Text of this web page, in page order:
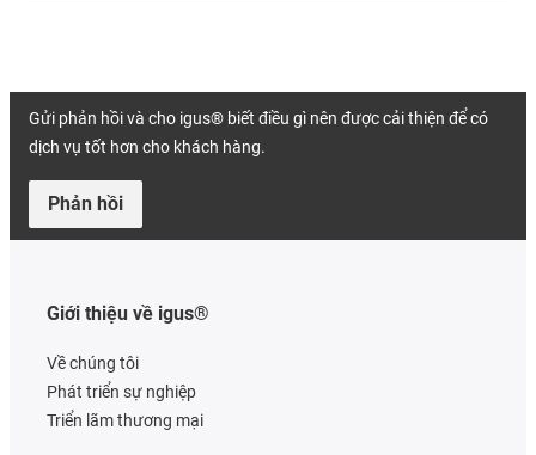
Gửi phản hồi và cho igus® biết điều gì nên được cải thiện để có
dịch vụ tốt hơn cho khách hàng.
Phản hồi
Giới thiệu về igus®
Về chúng tôi
Phát triển sự nghiệp
Triển lãm thương mại